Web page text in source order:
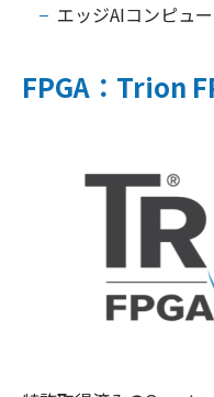
エッジAIコンピュ
FPGA：Trion